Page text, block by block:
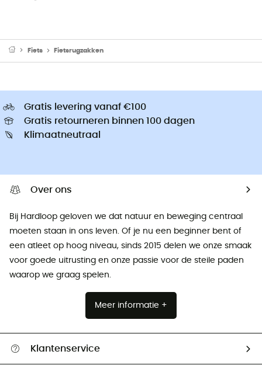
Fiets Fietsrugzakken
Gratis levering vanaf €100
Gratis retourneren binnen 100 dagen
Klimaatneutraal
Over ons
Bij Hardloop geloven we dat natuur en beweging centraal
moeten staan ​​in ons leven. Of je nu een beginner bent of
een atleet op hoog niveau, sinds 2015 delen we onze smaak
voor goede uitrusting en onze passie voor de steile paden
waarop we graag spelen.
Meer informatie +
Klantenservice